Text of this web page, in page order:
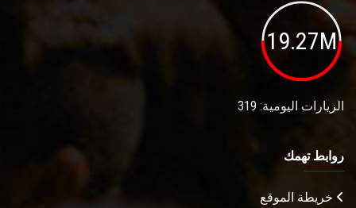
19.27M
الزيارات اليومية: 319
روابط تهمك
خريطة الموقع